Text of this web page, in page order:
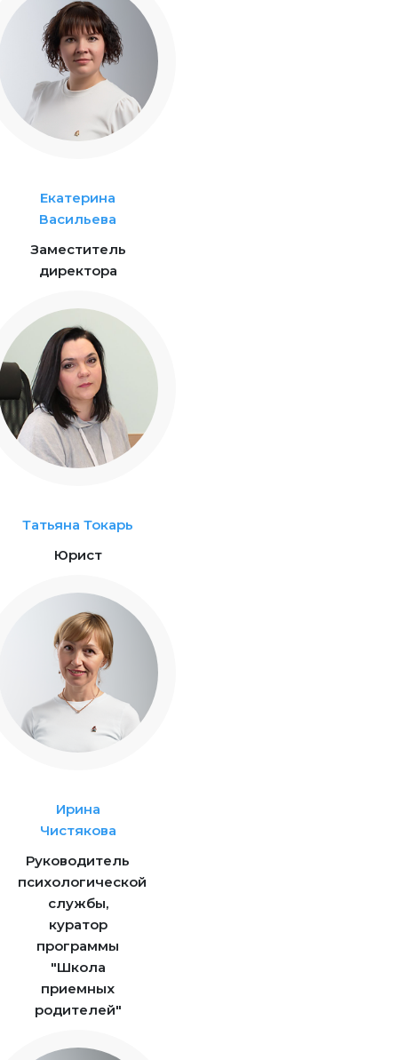
Екатерина
Васильева
Заместитель
директора
Татьяна Токарь
Юрист
Ирина
Чистякова
Руководитель
психологической
службы,
куратор
программы
"Школа
приемных
родителей"